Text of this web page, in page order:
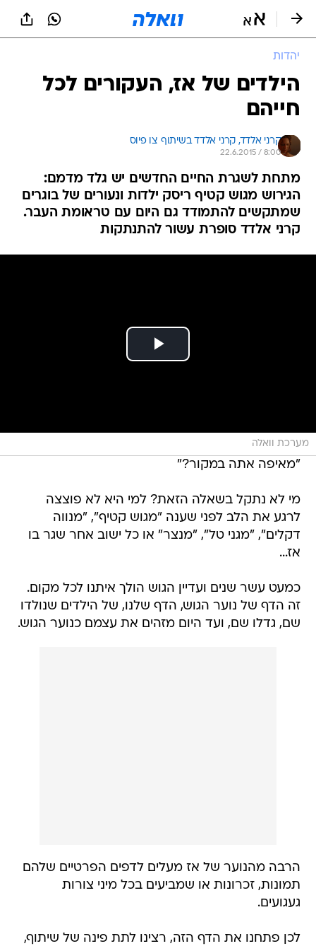
יהדות
הילדים של אז, העקורים לכל
חייהם
קרני אלדד, קרני אלדד בשיתוף צו פיוס
22.6.2015 / 8:00
מתחת לשגרת החיים החדשים יש גלד מדמם:
הגירוש מגוש קטיף ריסק ילדות ונעורים של בוגרים
שמתקשים להתמודד גם היום עם טראומת העבר.
קרני אלדד סופרת עשור להתנתקות
מערכת וואלה
"מאיפה אתה במקור?"
מי לא נתקל בשאלה הזאת? למי היא לא פוצצה
לרגע את הלב לפני שענה "מגוש קטיף", "מנווה
דקלים", "מגני טל", "מנצר" או כל ישוב אחר שגר בו
אז...
כמעט עשר שנים ועדיין הגוש הולך איתנו לכל מקום.
זה הדף של נוער הגוש, הדף שלנו, של הילדים שנולדו
שם, גדלו שם, ועד היום מזהים את עצמם כנוער הגוש.
הרבה מהנוער של אז מעלים לדפים הפרטיים שלהם
תמונות, זכרונות או שמביעים בכל מיני צורות
געגועים.
לכן פתחנו את הדף הזה, רצינו לתת פינה של שיתוף,